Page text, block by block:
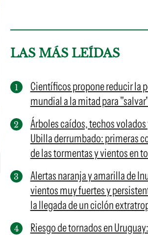
LAS MÁS LEÍDAS
Científicos propone reducir la
mundial a la mitad para
Árboles caídos, techos
Ubilla derrumbado: primeras
de las tormentas y vientos en
Alertas naranja y amarilla de
vientos muy fuertes y
la llegada de un ciclón
Riesgo de tornados en